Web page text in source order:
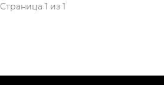
Страница 1 из 1